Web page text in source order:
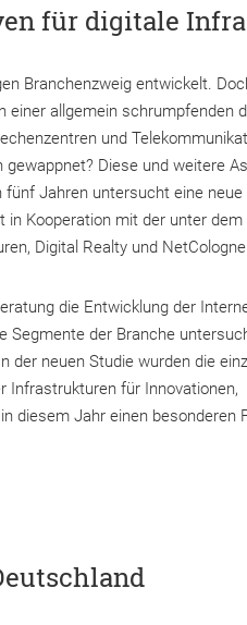
für digitale
Branchenzweig entwickelt.
einer allgemein schrumpfenden
und
Diese und weitere
Jahren untersucht eine
Kooperation mit der unter
Digital Realty und
die Entwicklung der
Segmente der Branche
der neuen Studie wurden die
Infrastrukturen für Innovationen,
diesem Jahr einen besonderen